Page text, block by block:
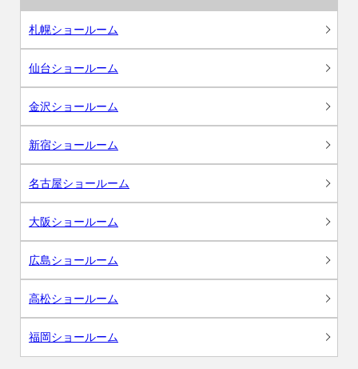
札幌ショールーム
仙台ショールーム
金沢ショールーム
新宿ショールーム
名古屋ショールーム
大阪ショールーム
広島ショールーム
高松ショールーム
福岡ショールーム